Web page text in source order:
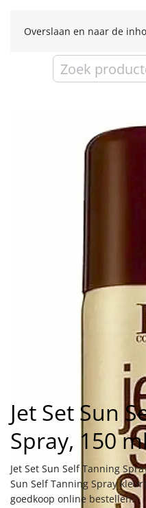
Overslaan en naar de
Zoeken
naar:
Jet Set Sun
Spray, 150
Jet Set Sun Self Tanning
Sun Self Tanning Spray
goedkoop online bestellen.